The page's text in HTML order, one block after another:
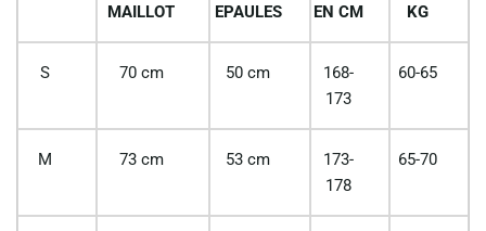
MAILLOT EPAULES EN CM KG
S 70 cm 50 cm
168-
173
60-65
M 73 cm 53 cm
173-
178
65-70